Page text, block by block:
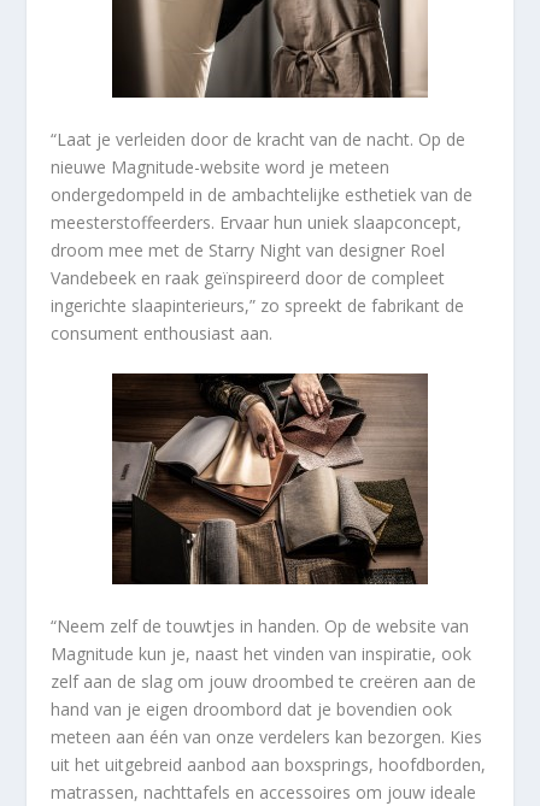
“Laat je verleiden door de kracht van de nacht. Op de
nieuwe Magnitude-website word je meteen
ondergedompeld in de ambachtelijke esthetiek van de
meesterstoffeerders. Ervaar hun uniek slaapconcept,
droom mee met de Starry Night van designer Roel
Vandebeek en raak geïnspireerd door de compleet
ingerichte slaapinterieurs,” zo spreekt de fabrikant de
consument enthousiast aan.
“Neem zelf de touwtjes in handen. Op de website van
Magnitude kun je, naast het vinden van inspiratie, ook
zelf aan de slag om jouw droombed te creëren aan de
hand van je eigen droombord dat je bovendien ook
meteen aan één van onze verdelers kan bezorgen. Kies
uit het uitgebreid aanbod aan boxsprings, hoofdborden,
matrassen, nachttafels en accessoires om jouw ideale